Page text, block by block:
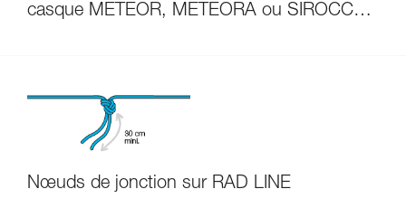
casque METEOR, METEORA ou SIROCCO
Nœuds de jonction sur RAD LINE